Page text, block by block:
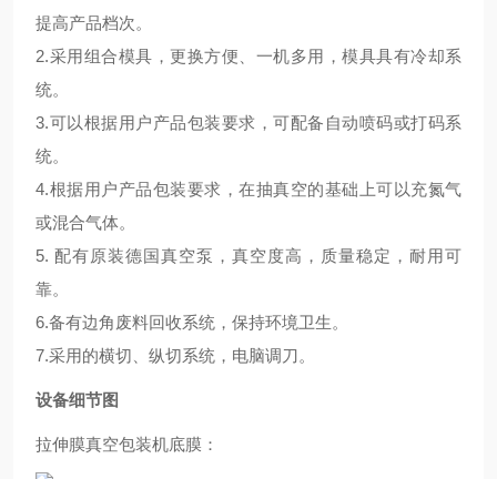
提高产品档次。
2.采用组合模具，更换方便、一机多用，模具具有冷却系
统。
3.可以根据用户产品包装要求，可配备自动喷码或打码系
统。
4.根据用户产品包装要求，在抽真空的基础上可以充氮气
或混合气体。
5. 配有原装德国真空泵，真空度高，质量稳定，耐用可
靠。
6.备有边角废料回收系统，保持环境卫生。
7.采用的横切、纵切系统，电脑调刀。
设备细节图
拉伸膜真空包装机底膜：